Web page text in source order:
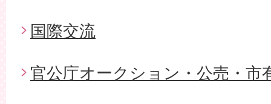
国際交流
官公庁オークション・公売・市